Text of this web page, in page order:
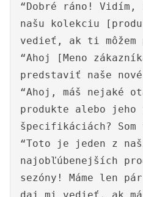
“Dobré ráno!
našu kolekciu
vedieť, ak ti môžem
“Ahoj [Meno
predstaviť naše
“Ahoj, máš nejaké
produkte alebo jeho
špecifikáciách?
“Toto je jeden z
najobľúbenejších
sezóny! Máme len